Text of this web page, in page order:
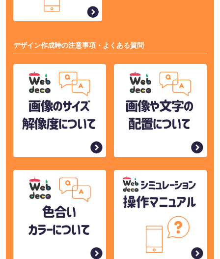
デザイン作成時の注意事項・よくある質問